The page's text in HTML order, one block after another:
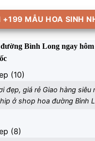
+199 MẪU HOA SINH
Bình Long ngay hôm
đẹp, giá rẻ Giao hàng siêu
ở shop hoa đường Bình